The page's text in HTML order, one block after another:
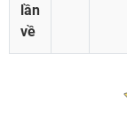
lần
về